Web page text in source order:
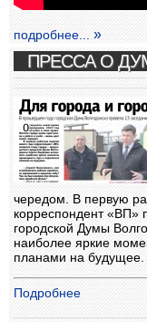
подробнее...
ПРЕССА О
чередом. В первую
корреспондент «ВП»
городской Думы
наиболее яркие
планами на будущее.
Подробнее